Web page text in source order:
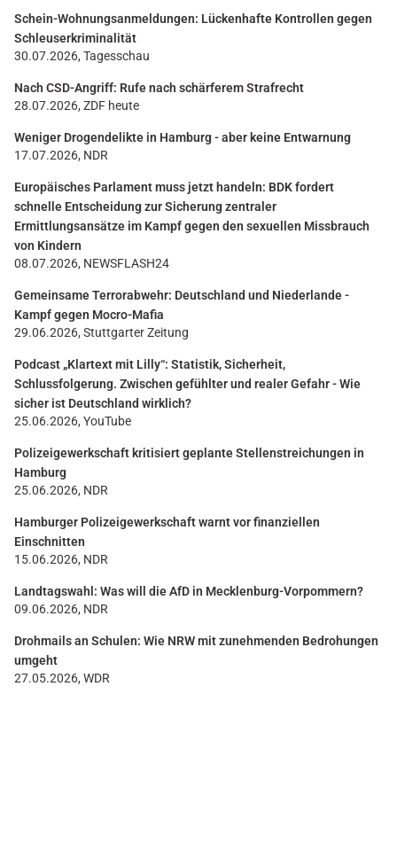
Schein-Wohnungsanmeldungen: Lückenhafte Kontrollen gegen
Schleuserkriminalität
30.07.2026, Tagesschau
Nach CSD-Angriff: Rufe nach schärferem Strafrecht
28.07.2026, ZDF heute
Weniger Drogendelikte in Hamburg - aber keine Entwarnung
17.07.2026, NDR
Europäisches Parlament muss jetzt handeln: BDK fordert
schnelle Entscheidung zur Sicherung zentraler
Ermittlungsansätze im Kampf gegen den sexuellen Missbrauch
von Kindern
08.07.2026, NEWSFLASH24
Gemeinsame Terrorabwehr: Deutschland und Niederlande -
Kampf gegen Mocro-Mafia
29.06.2026, Stuttgarter Zeitung
Podcast „Klartext mit Lilly“: Statistik, Sicherheit,
Schlussfolgerung. Zwischen gefühlter und realer Gefahr - Wie
sicher ist Deutschland wirklich?
25.06.2026, YouTube
Polizeigewerkschaft kritisiert geplante Stellenstreichungen in
Hamburg
25.06.2026, NDR
Hamburger Polizeigewerkschaft warnt vor finanziellen
Einschnitten
15.06.2026, NDR
Landtagswahl: Was will die AfD in Mecklenburg-Vorpommern?
09.06.2026, NDR
Drohmails an Schulen: Wie NRW mit zunehmenden Bedrohungen
umgeht
27.05.2026, WDR